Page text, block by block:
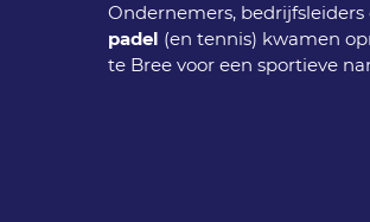
Ondernemers,
padel (en tennis) kwamen
te Bree voor een sportieve